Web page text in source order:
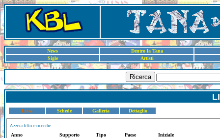
News
Dentro la Tana
Sigle
Artisti
Ricerca
Lista Schede Galleria Dettaglio
Azzera filtri e ricerche
Anno Supporto Tipo Paese Iniziale